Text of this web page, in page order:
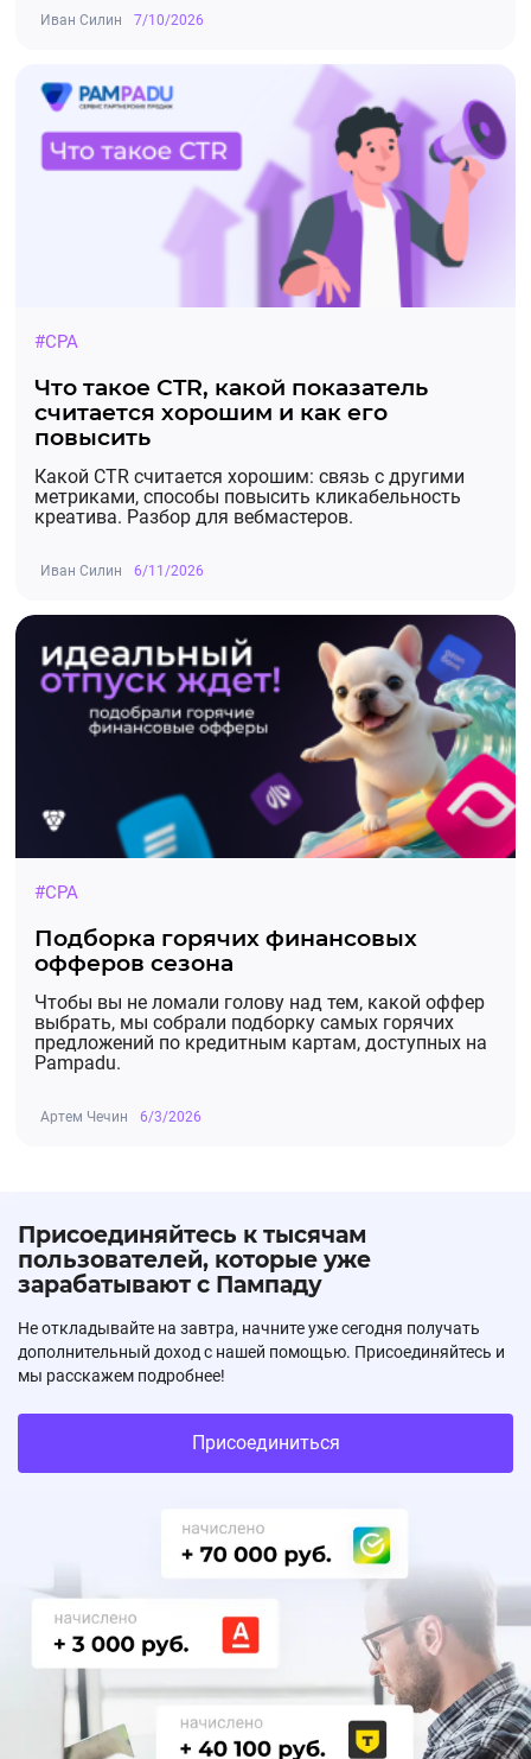
Иван Силин 7/10/2026
#CPA
Что такое CTR, какой показатель
считается хорошим и как его
повысить
Какой CTR считается хорошим: связь с другими
метриками, способы повысить кликабельность
креатива. Разбор для вебмастеров.
Иван Силин 6/11/2026
#CPA
Подборка горячих финансовых
офферов сезона
Чтобы вы не ломали голову над тем, какой оффер
выбрать, мы собрали подборку самых горячих
предложений по кредитным картам, доступных на
Pampadu.
Артем Чечин 6/3/2026
Присоединяйтесь к тысячам
пользователей, которые уже
зарабатывают с Пампаду
Не откладывайте на завтра, начните уже сегодня получать
дополнительный доход с нашей помощью. Присоединяйтесь и
мы расскажем подробнее!
Присоединиться